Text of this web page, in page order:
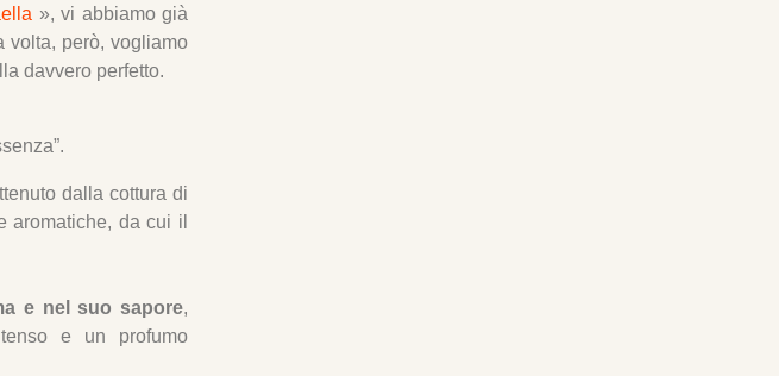
», vi abbiamo già
volta, però, vogliamo
davvero perfetto.
dalla cottura di
aromatiche, da cui il
e nel suo sapore,
e un profumo